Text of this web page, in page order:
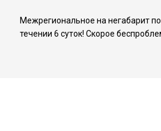
Межрегиональное на негабарит
течении 6 суток! Скорое